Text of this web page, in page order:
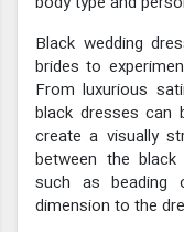
Black wedding
brides to
From luxurious
black dresses can
create a visually
between the
such as beading
dimension to the